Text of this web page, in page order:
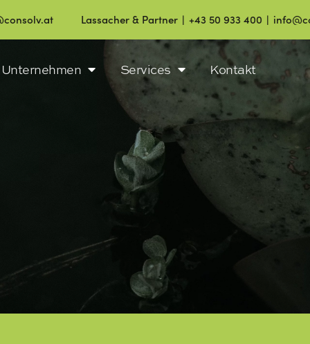
Lassacher & Partner ∣ +43 50 933 400 ∣ info@consolv.at
Unternehmen Services Kontakt